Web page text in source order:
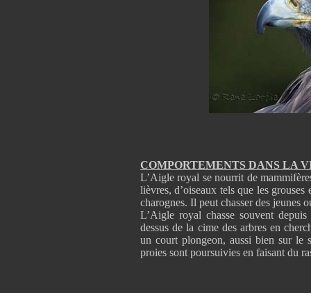
COMPORTEMENTS DANS LA
L’Aigle royal se nourrit de
lièvres, d’oiseaux tels que les
charognes. Il peut chasser des jeunes
L’Aigle royal chasse souvent
dessus de la cime des arbres en
un court plongeon, aussi bien sur le
proies sont poursuivies en faisant du